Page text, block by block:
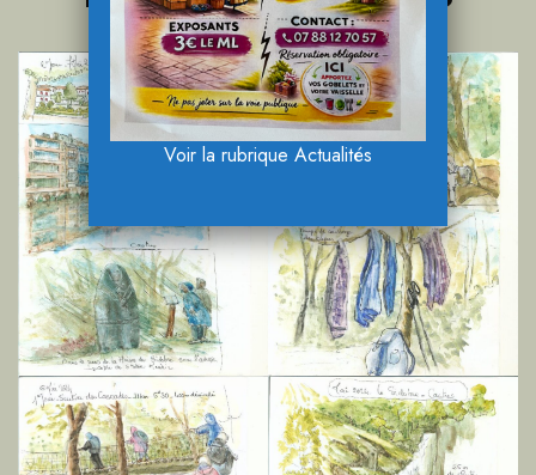
Voir la rubrique Actualités